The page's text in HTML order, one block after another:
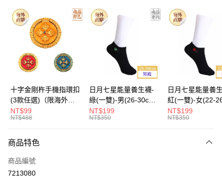
Apple Pay
運送方式
海外國際空運 查看運費
十字金剛杵手機指環扣
(3款任選)（限海外直
購）Ring Holder
NT$99
NT$488
日月七星能量養生襪-
綠(一雙)-男(26-30cm)-
船型（限海外直購）
Socks
NT$199
NT$350
日月七星能量養
紅(一雙)-女(22-
-船型 （限海外
Socks
NT$199
NT$350
商品特色
商品編號
7213080